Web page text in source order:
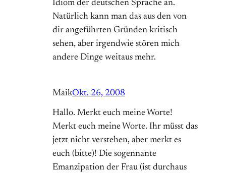
Idiom der deutschen Sprache an.
Natürlich kann man das aus den von
dir angeführten Gründen kritisch
sehen, aber irgendwie stören mich
andere Dinge weitaus mehr.
MaikOkt. 26, 2008
Hallo. Merkt euch meine Worte!
Merkt euch meine Worte. Ihr müsst das
jetzt nicht verstehen, aber merkt es
euch (bitte)! Die sogennante
Emanzipation der Frau (ist durchaus